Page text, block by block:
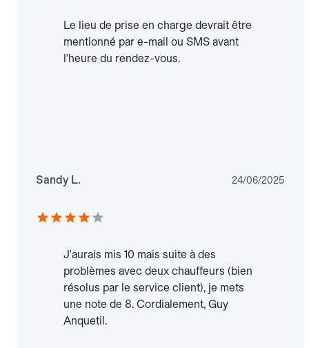
Le lieu de prise en charge devrait être
mentionné par e-mail ou SMS avant
l'heure du rendez-vous.
Sandy L. 24/06/2025
J'aurais mis 10 mais suite à des
problèmes avec deux chauffeurs (bien
résolus par le service client), je mets
une note de 8. Cordialement, Guy
Anquetil.